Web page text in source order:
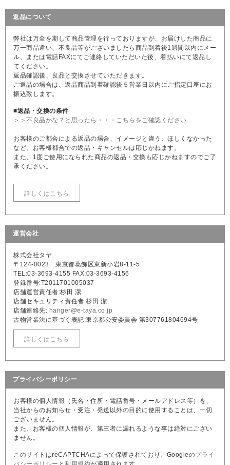
返品について
弊社は万全を期して商品管理を行っておりますが、お届けした商品に
万一商品違い、不良品等がございましたら商品到着後1週間以内にメー
ル、または電話FAXにてご連絡していただいた後、着払いにて返品し
てください。
返品確認後、良品と交換させていただきます。
ご返品の場合は、返品商品到着確認後５営業日以内にご指定口座にお
振込致します。
■返品・交換の条件
＞＞不良品かな？と思ったら・・・こちらをご確認ください
お客様のご都合による返品の場合、イメージと違う、ほしくなかった
など、お客様都合での返品・キャンセルは応じかねます。
また、1度ご使用になられた商品の返品・交換も応じかねますのでご了
承ください。
詳しくはこちら
運営会社
株式会社タヤ
〒124-0023 東京都葛飾区東新小岩8-11-5
TEL:03-3693-4155 FAX:03-3693-4156
登録番号:T2011701005037
店舗運営責任者:杉田 潔
店舗セキュリティ責任者:杉田 潔
店舗連絡先: hanger@e-taya.co.jp
古物営業法に基づく表記:東京都公安委員会 第307761804694号
詳しくはこちら
プライバシーポリシー
お客様の個人情報（氏名・住所・電話番号・メールアドレス等）を、
当社からのお知らせ・受注・発送以外の目的に使用することは、一切
ございません。
また、お客様の個人情報が、第三者に漏れるような事は絶対にござい
ません。
このサイトはreCAPTCHAによって保護されており、Googleのプライ